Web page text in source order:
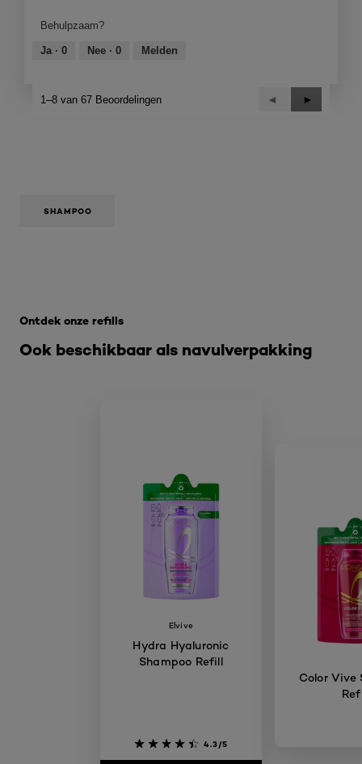
5
van
Behulpzaam?
Ja · 0 Nee · 0 Melden
1–8 van 67 Beoordelingen
Vorige
Reviews
◄
Volgende
Reviews
►
SHAMPOO
Ook beschikbaar als navulverpakking​
Ontdek onze refills
Elvive
Hydra Hyaluronic
Shampoo Refill
4.3/5
Color Vive